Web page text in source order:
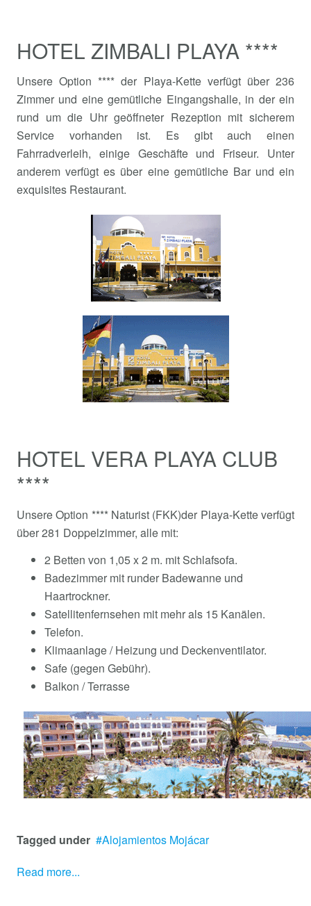
HOTEL ZIMBALI PLAYA ****
Unsere Option **** der Playa-Kette verfügt über 236
Zimmer und eine gemütliche Eingangshalle, in der ein
rund um die Uhr geöffneter Rezeption mit sicherem
Service vorhanden ist. Es gibt auch einen
Fahrradverleih, einige Geschäfte und Friseur. Unter
anderem verfügt es über eine gemütliche Bar und ein
exquisites Restaurant.
HOTEL VERA PLAYA CLUB
****
Unsere Option **** Naturist (FKK)der Playa-Kette verfügt
über 281 Doppelzimmer, alle mit:
2 Betten von 1,05 x 2 m. mit Schlafsofa.
Badezimmer mit runder Badewanne und
Haartrockner.
Satellitenfernsehen mit mehr als 15 Kanälen.
Telefon.
Klimaanlage / Heizung und Deckenventilator.
Safe (gegen Gebühr).
Balkon / Terrasse
Tagged under
Alojamientos Mojácar
Read more...